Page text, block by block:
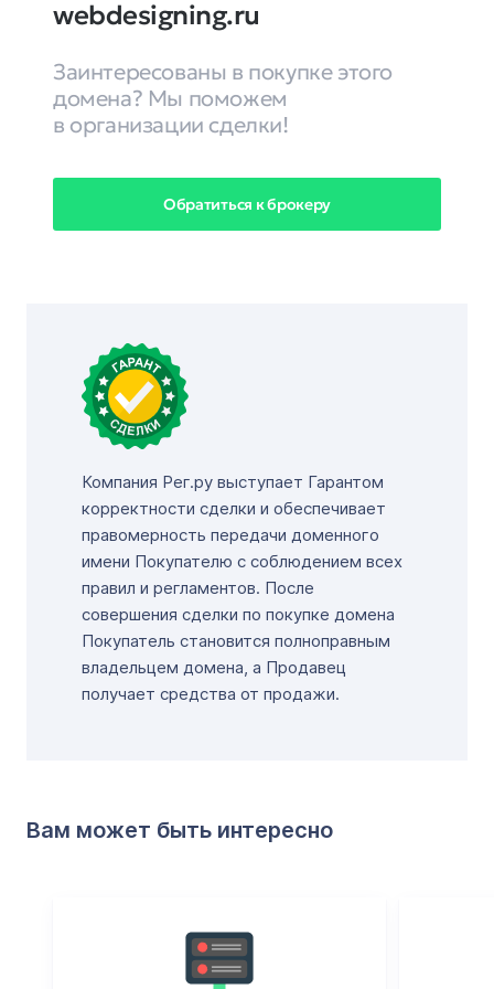
webdesigning.ru
Заинтересованы в покупке этого
домена? Мы поможем
в организации сделки!
Обратиться к брокеру
Компания Рег.ру выступает Гарантом
корректности сделки и обеспечивает
правомерность передачи доменного
имени Покупателю с соблюдением всех
правил и регламентов. После
совершения сделки по покупке домена
Покупатель становится полноправным
владельцем домена, а Продавец
получает средства от продажи.
Вам может быть интересно